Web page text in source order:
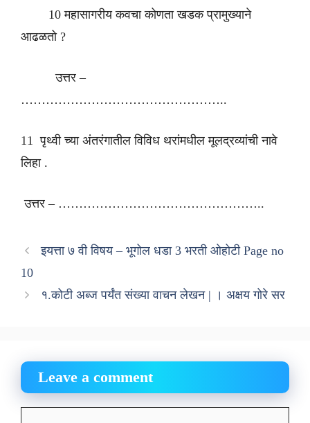
10 महासागरीय कवचा कोणता खडक प्रामुख्याने
आढळतो ?
उत्तर –
…………………………………………..
11 पृथ्वी च्या अंतरंगातील विविध थरांमधील मूलद्रव्यांची नावे
लिहा .
उत्तर – …………………………………………..
इयत्ता ७ वी विषय – भूगोल धडा 3 भरती ओहोटी Page no
10
१.कोटी अब्ज पर्यंत संख्या वाचन लेखन | । अक्षय गोरे सर
Leave a comment